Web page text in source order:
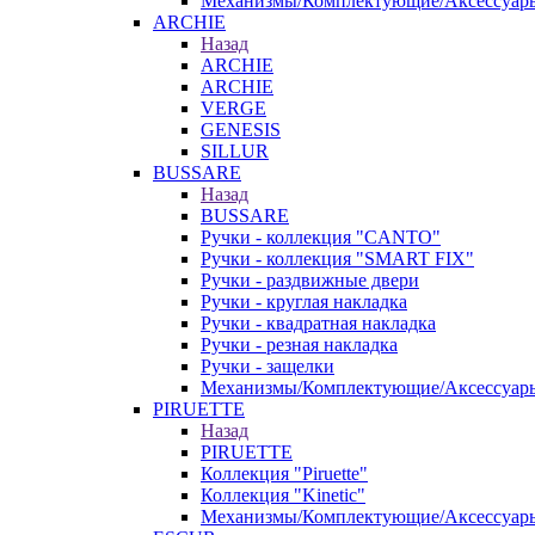
ARCHIE
Назад
ARCHIE
ARCHIE
VERGE
GENESIS
SILLUR
BUSSARE
Назад
BUSSARE
Ручки - коллекция "CANTO"
Ручки - коллекция "SMART FIX"
Ручки - раздвижные двери
Ручки - круглая накладка
Ручки - квадратная накладка
Ручки - резная накладка
Ручки - защелки
Механизмы/Комплектующие/
PIRUETTE
Назад
PIRUETTE
Коллекция "Piruette"
Коллекция "Kinetic"
Механизмы/Комплектующие/